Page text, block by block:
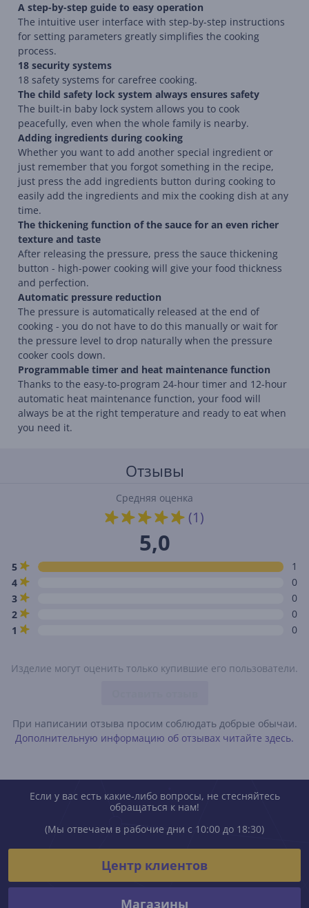
A step-by-step guide to easy operation
The intuitive user interface with step-by-step instructions
for setting parameters greatly simplifies the cooking
process.
18 security systems
18 safety systems for carefree cooking.
The child safety lock system always ensures safety
The built-in baby lock system allows you to cook
peacefully, even when the whole family is nearby.
Adding ingredients during cooking
Whether you want to add another special ingredient or
just remember that you forgot something in the recipe,
just press the add ingredients button during cooking to
easily add the ingredients and mix the cooking dish at any
time.
The thickening function of the sauce for an even richer
texture and taste
After releasing the pressure, press the sauce thickening
button - high-power cooking will give your food thickness
and perfection.
Automatic pressure reduction
The pressure is automatically released at the end of
cooking - you do not have to do this manually or wait for
the pressure level to drop naturally when the pressure
cooker cools down.
Programmable timer and heat maintenance function
Thanks to the easy-to-program 24-hour timer and 12-hour
automatic heat maintenance function, your food will
always be at the right temperature and ready to eat when
you need it.
Отзывы
Средняя оценка
(1)
5,0
5
1
4
0
3
0
2
0
1
0
Изделие могут оценить только купившие его пользователи.
При написании отзыва просим соблюдать добрые обычаи.
Дополнительную информацию об отзывах читайте здесь.
Если у вас есть какие-либо вопросы, не стесняйтесь
обращаться к нам!
(Мы отвечаем в рабочие дни с 10:00 до 18:30)
Центр клиентов
Магазины